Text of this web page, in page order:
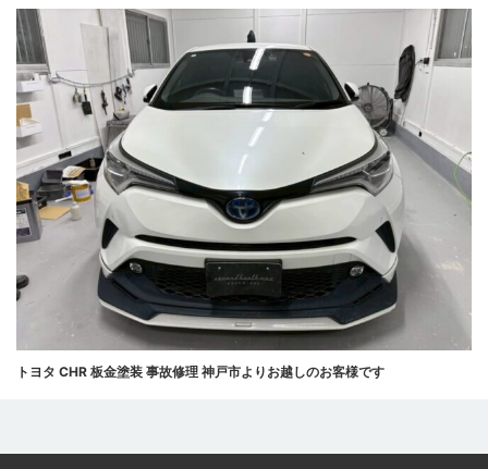
トヨタ CHR 板金塗装 事故修理 神戸市よりお越しのお客様です